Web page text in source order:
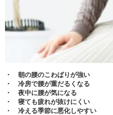
・ 朝の腰のこわばりが強い
・ 冷房で腰が重だるくなる
・ 夜中に腰が気になる
・ 寝ても疲れが抜けにくい
・ 冷える季節に悪化しやすい